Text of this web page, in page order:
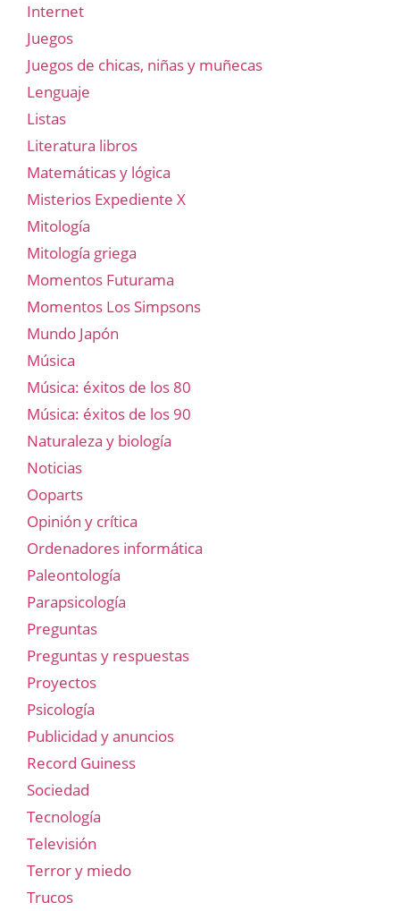
Internet
Juegos
Juegos de chicas, niñas y muñecas
Lenguaje
Listas
Literatura libros
Matemáticas y lógica
Misterios Expediente X
Mitología
Mitología griega
Momentos Futurama
Momentos Los Simpsons
Mundo Japón
Música
Música: éxitos de los 80
Música: éxitos de los 90
Naturaleza y biología
Noticias
Ooparts
Opinión y crítica
Ordenadores informática
Paleontología
Parapsicología
Preguntas
Preguntas y respuestas
Proyectos
Psicología
Publicidad y anuncios
Record Guiness
Sociedad
Tecnología
Televisión
Terror y miedo
Trucos